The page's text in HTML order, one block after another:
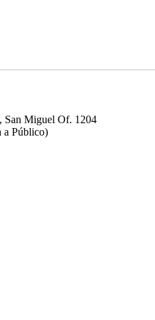
San Miguel Of. 1204
a Público)